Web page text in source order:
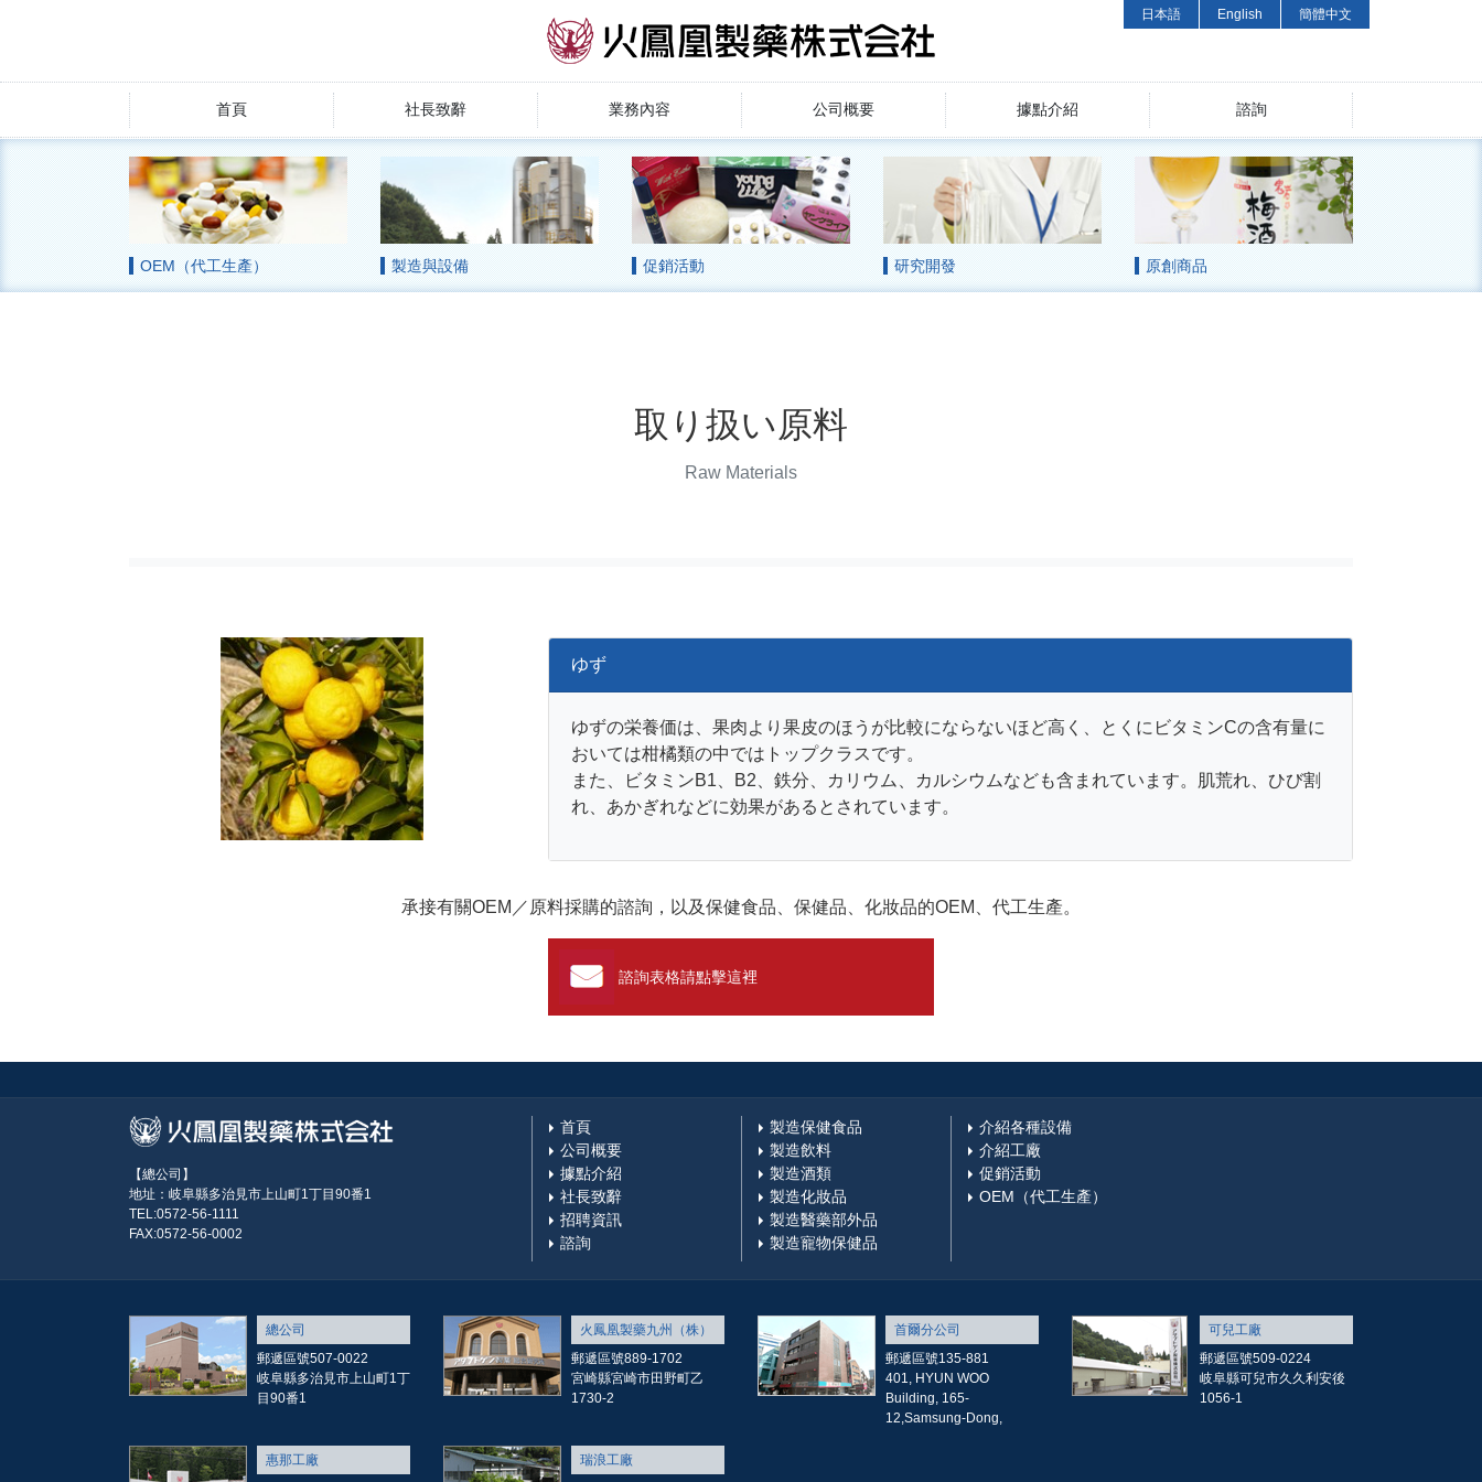
日本語 English 簡體中文
首頁 社長致辭 業務內容 公司概要 據點介紹 諮詢
OEM（代工生產） 製造與設備 促銷活動 研究開發 原創商品
取り扱い原料
Raw Materials
ゆず
ゆずの栄養価は、果肉より果皮のほうが比較にならないほど高く、とくにビタミンCの含有量に
おいては柑橘類の中ではトップクラスです。
また、ビタミンB1、B2、鉄分、カリウム、カルシウムなども含まれています。肌荒れ、ひび割
れ、あかぎれなどに効果があるとされています。
承接有關OEM／原料採購的諮詢，以及保健食品、保健品、化妝品的OEM、代工生產。
諮詢表格請點擊這裡
【總公司】
地址：岐阜縣多治見市上山町1丁目90番1
TEL:0572-56-1111
FAX:0572-56-0002
首頁
公司概要
據點介紹
社長致辭
招聘資訊
諮詢
製造保健食品
製造飲料
製造酒類
製造化妝品
製造醫藥部外品
製造寵物保健品
介紹各種設備
介紹工廠
促銷活動
OEM（代工生產）
總公司
郵遞區號507-0022
岐阜縣多治見市上山町1丁
目90番1
火鳳凰製藥九州（株）
郵遞區號889-1702
宮崎縣宮崎市田野町乙
1730-2
首爾分公司
郵遞區號135-881
401, HYUN WOO
Building, 165-
12,Samsung-Dong,
可兒工廠
郵遞區號509-0224
岐阜縣可兒市久久利安後
1056-1
惠那工廠
瑞浪工廠